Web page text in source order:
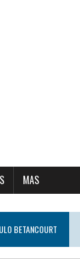
MAS
BETANCOURT